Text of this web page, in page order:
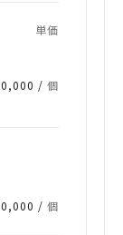
単価
/個
/個